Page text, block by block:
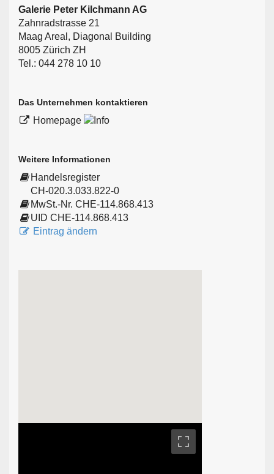
Galerie Peter Kilchmann AG
Zahnradstrasse 21
Maag Areal, Diagonal Building
8005 Zürich ZH
Tel.: 044 278 10 10
Das Unternehmen kontaktieren
Homepage
Weitere Informationen
Handelsregister
CH-020.3.033.822-0
MwSt.-Nr. CHE-114.868.413
UID CHE-114.868.413
Eintrag ändern